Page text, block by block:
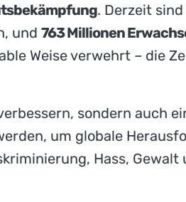
. Derzeit
und 763 Millionen
Weise verwehrt – die
sondern auch
um globale
Hass, Gewalt